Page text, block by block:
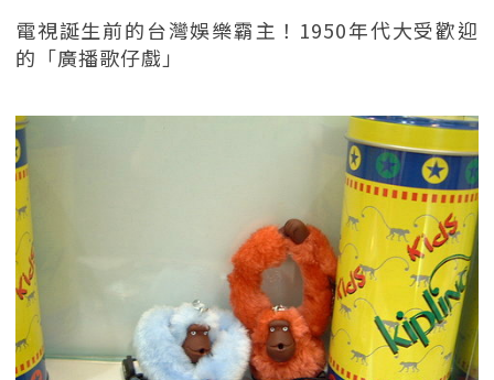
電視誕生前的台灣娛樂霸主！1950年代大受歡迎
的「廣播歌仔戲」